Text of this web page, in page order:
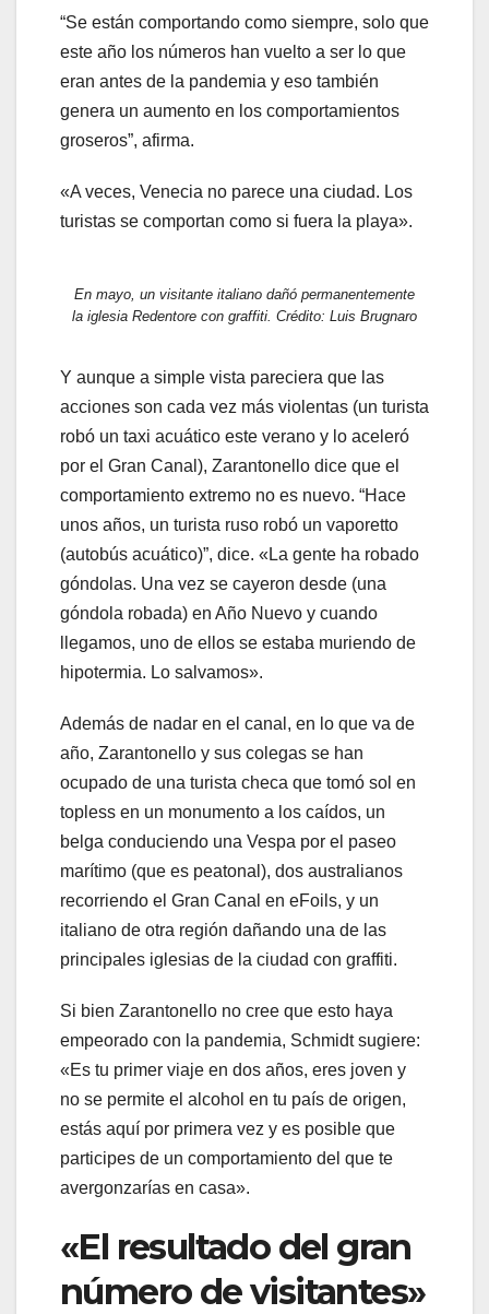
“Se están comportando como siempre, solo que
este año los números han vuelto a ser lo que
eran antes de la pandemia y eso también
genera un aumento en los comportamientos
groseros”, afirma.
«A veces, Venecia no parece una ciudad. Los
turistas se comportan como si fuera la playa».
En mayo, un visitante italiano dañó permanentemente
la iglesia Redentore con graffiti. Crédito: Luis Brugnaro
Y aunque a simple vista pareciera que las
acciones son cada vez más violentas (un turista
robó un taxi acuático este verano y lo aceleró
por el Gran Canal), Zarantonello dice que el
comportamiento extremo no es nuevo. “Hace
unos años, un turista ruso robó un vaporetto
(autobús acuático)”, dice. «La gente ha robado
góndolas. Una vez se cayeron desde (una
góndola robada) en Año Nuevo y cuando
llegamos, uno de ellos se estaba muriendo de
hipotermia. Lo salvamos».
Además de nadar en el canal, en lo que va de
año, Zarantonello y sus colegas se han
ocupado de una turista checa que tomó sol en
topless en un monumento a los caídos, un
belga conduciendo una Vespa por el paseo
marítimo (que es peatonal), dos australianos
recorriendo el Gran Canal en eFoils, y un
italiano de otra región dañando una de las
principales iglesias de la ciudad con graffiti.
Si bien Zarantonello no cree que esto haya
empeorado con la pandemia, Schmidt sugiere:
«Es tu primer viaje en dos años, eres joven y
no se permite el alcohol en tu país de origen,
estás aquí por primera vez y es posible que
participes de un comportamiento del que te
avergonzarías en casa».
«El resultado del gran
número de visitantes»